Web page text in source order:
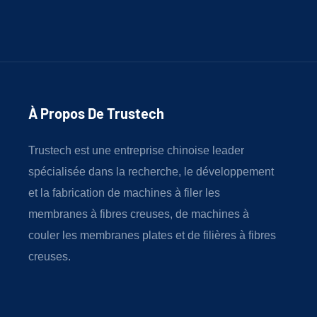
À Propos De Trustech
Trustech est une entreprise chinoise leader
spécialisée dans la recherche, le développement
et la fabrication de machines à filer les
membranes à fibres creuses, de machines à
couler les membranes plates et de filières à fibres
creuses.